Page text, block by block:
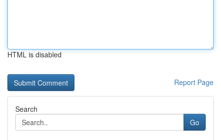
HTML is disabled
Report Page
Search
Go